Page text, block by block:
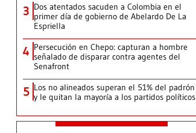
3 Dos atentados sacuden a Colombia en el
primer día de gobierno de Abelardo De La
Espriella
4 Persecución en Chepo: capturan a hombre
señalado de disparar contra agentes del
Senafront
5 Los no alineados superan el 51% del padrón
y le quitan la mayoría a los partidos políticos